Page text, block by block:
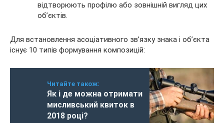
відтворюють профілю або зовнішній вигляд цих
об’єктів.
Для встановлення асоціативного зв’язку знака і об’єкта
існує 10 типів формування композицій:
Читайте також:
Як і де можна отримати
мисливський квиток в
2018 році?